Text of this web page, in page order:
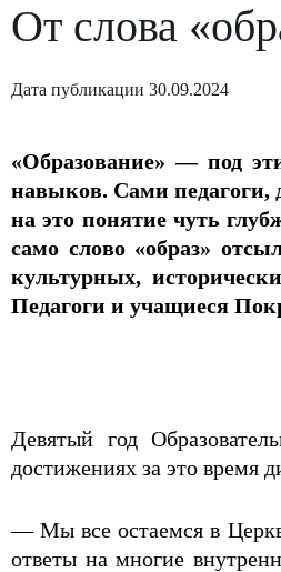
От слова
Дата публикации 30.09.2024
«Образование» — под
навыков. Сами педагоги,
на это понятие чуть
само слово «образ»
культурных,
Педагоги и учащиеся
Девятый год
достижениях за это время
— Мы все остаемся в
ответы на многие